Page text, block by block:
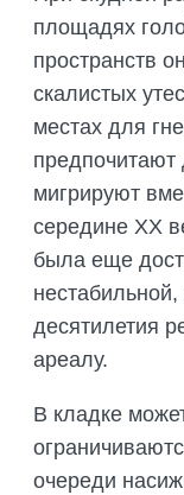
SAIGA
площадях
пространств
скалистых
местах для
предпочитают
мигрируют
середине XX
была еще
десятилетия
ареалу.
В кладке
очереди